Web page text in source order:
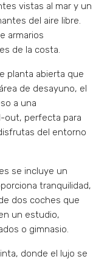
vistas al mar y un
del aire libre.
armarios
de la costa.
planta abierta que
de desayuno, el
a una
out, perfecta para
del entorno
se incluye un
tranquilidad,
dos coches que
un estudio,
o gimnasio.
donde el lujo se